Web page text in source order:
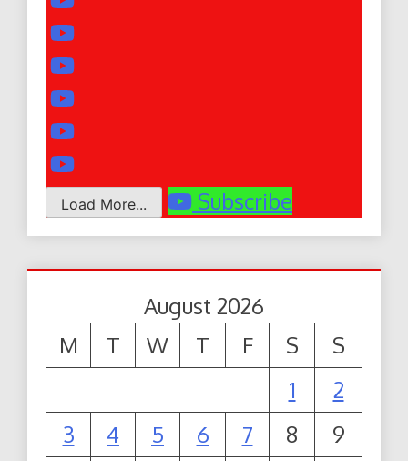
Load More... Subscribe
August 2026
M
T W T F S
S
1
2
3
4 5 6 7 8 9